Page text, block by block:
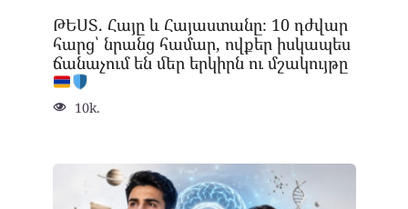
ԹԵՍՏ. Հայը և Հայաստանը։ 10 դժվար
հարց՝ նրանց համար, ովքեր իսկապես
ճանաչում են մեր երկիրն ու մշակույթը
10k.